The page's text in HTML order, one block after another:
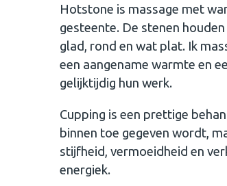
Hotstone is massage met
gesteente. De stenen
glad, rond en wat plat. Ik
een aangename warmte en
gelijktijdig hun werk.
Cupping is een prettige
binnen toe gegeven wordt,
stijfheid, vermoeidheid en
energiek.